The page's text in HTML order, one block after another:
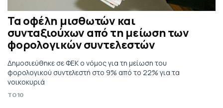
Τα οφέλη μισθωτών και
συνταξιούχων από τη μείωση των
φορολογικών συντελεστών
Δημοσιεύθηκε σε ΦΕΚ ο νόμος για τη μείωση του
φορολογικού συντελεστή στο 9% από το 22% για τα
νοικοκυριά
TO10